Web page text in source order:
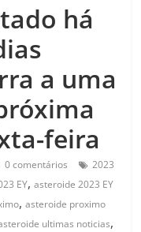
há
a uma
feira
0 comentários
2023
EY,asteroide 2023 EY
,asteroide proximo
ultimas noticias,